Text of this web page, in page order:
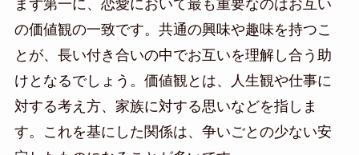
まず第一に、恋愛において最も重要なのはお互い
の価値観の一致です。共通の興味や趣味を持つこ
とが、長い付き合いの中でお互いを理解し合う助
けとなるでしょう。価値観とは、人生観や仕事に
対する考え方、家族に対する思いなどを指しま
す。これを基にした関係は、争いごとの少ない安